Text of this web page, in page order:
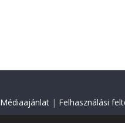
Médiaajánlat | Felhasználási